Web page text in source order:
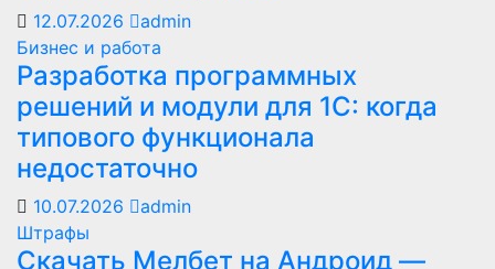
12.07.2026
admin
Бизнес и работа
Разработка программных
решений и модули для 1С: когда
типового функционала
недостаточно
10.07.2026
admin
Штрафы
Скачать Мелбет на Андроид —